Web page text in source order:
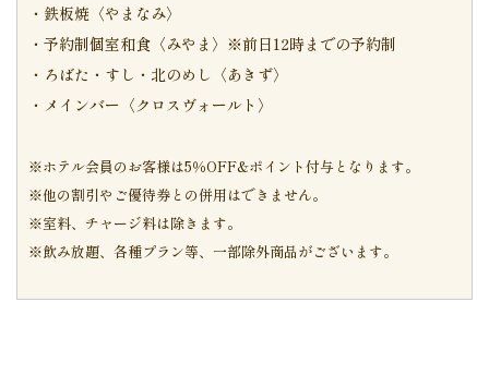
・鉄板焼〈やまなみ〉
・予約制個室和食〈みやま〉※前日12時までの予約制
・ろばた・すし・北のめし〈あきず〉
・メインバー〈クロスヴォールト〉
※ホテル会員のお客様は5％OFF&ポイント付与となります。
※他の割引やご優待券との併用はできません。
※室料、チャージ料は除きます。
※飲み放題、各種プラン等、一部除外商品がございます。